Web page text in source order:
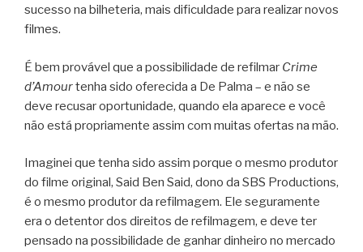
sucesso na bilheteria, mais dificuldade para realizar novos
filmes.
É bem provável que a possibilidade de refilmar Crime
d’Amourtenha sido oferecida a De Palma – e não se
deve recusar oportunidade, quando ela aparece e você
não está propriamente assim com muitas ofertas na mão.
Imaginei que tenha sido assim porque o mesmo produtor
do filme original, Said Ben Said, dono da SBS Productions,
é o mesmo produtor da refilmagem. Ele seguramente
era o detentor dos direitos de refilmagem, e deve ter
pensado na possibilidade de ganhar dinheiro no mercado